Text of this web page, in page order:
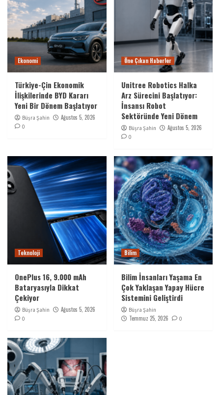
Ekonomi
Türkiye-Çin Ekonomik
İlişkilerinde BYD Kararı
Yeni Bir Dönem Başlatıyor
Büşra Şahin Ağustos 5, 2026
0
Öne Çıkan Haberler
Unitree Robotics Halka
Arz Sürecini Başlatıyor:
İnsansı Robot
Sektöründe Yeni Dönem
Büşra Şahin Ağustos 5, 2026
0
Teknoloji
OnePlus 16, 9.000 mAh
Bataryasıyla Dikkat
Çekiyor
Büşra Şahin Ağustos 5, 2026
0
Bilim
Bilim İnsanları Yaşama En
Çok Yaklaşan Yapay Hücre
Sistemini Geliştirdi
Büşra Şahin
Temmuz 25, 2026 0